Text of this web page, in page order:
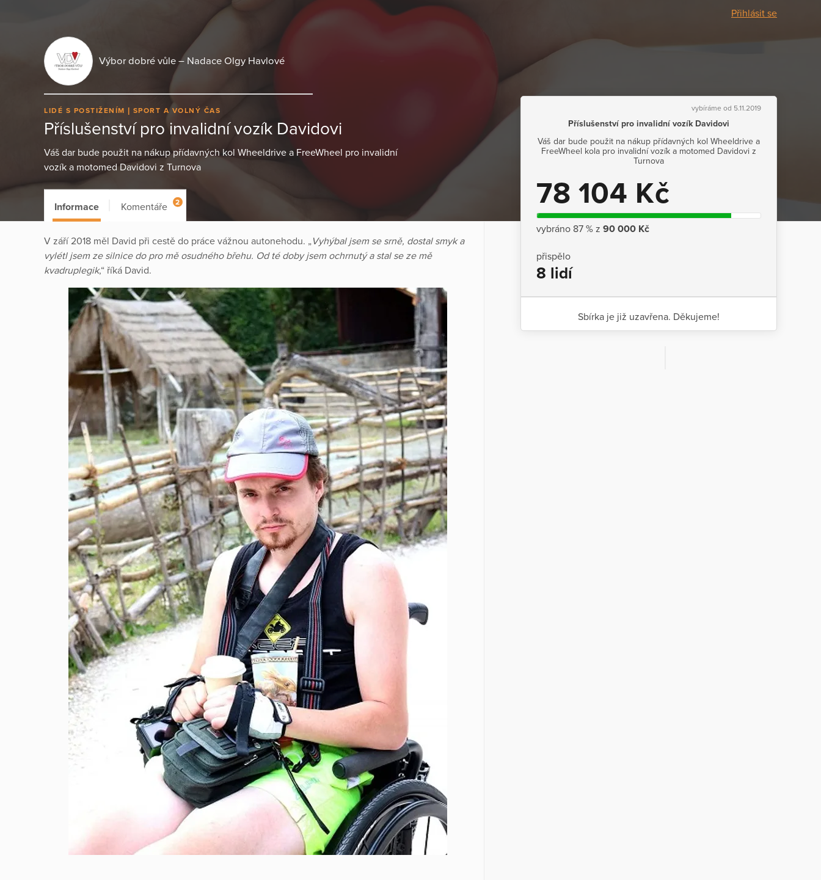
Přihlásit se
Výbor dobré vůle – Nadace Olgy Havlové
LIDÉ S POSTIŽENÍM SPORT A VOLNÝ ČAS
Příslušenství pro invalidní vozík Davidovi
Váš dar bude použit na nákup přídavných kol Wheeldrive a FreeWheel pro invalidní
vozík a motomed Davidovi z Turnova
vybíráme od 5.11.2019
Příslušenství pro invalidní vozík Davidovi
Váš dar bude použit na nákup přídavných kol Wheeldrive a
FreeWheel kola pro invalidní vozík a motomed Davidovi z
Turnova
78 104 Kč
vybráno 87 % z 90 000 Kč
přispělo
8 lidí
Sbírka je již uzavřena. Děkujeme!
Informace Komentáře 2
V září 2018 měl David při cestě do práce vážnou autonehodu. „Vyhýbal jsem se srně, dostal smyk a
vylétl jsem ze silnice do pro mě osudného břehu. Od té doby jsem ochrnutý a stal se ze mě
kvadruplegik,“ říká David.